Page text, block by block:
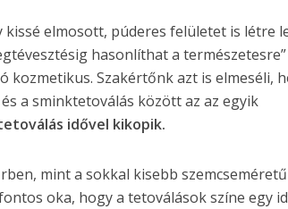
kissé elmosott, púderes felületet is létre
hasonlíthat a természetesre”
Szakértőnk azt is elmeséli,
a sminktetoválás között az az egyik
idővel kikopik.
mint a sokkal kisebb szemcseméretű
oka, hogy a tetoválások színe egy